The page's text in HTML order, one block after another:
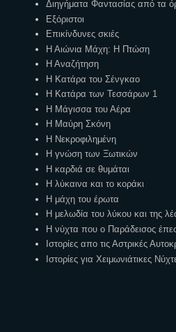
Διηγήματα Φαντασίας από τα
Εξόριστοι
Επικίνδυνες σκιές
Η Αιώνια Μάχη: Η Πτώση
Η Αναζήτηση
Η Κατάρα του Σένγκαο
Η Κατάρα των Τεσσάρων 1
Η Μάγισσα του Αέρα
Η Μαύρη Σκόνη
Η Νεκροφιλημένη
Η γνώση των Ξωτικών
Η καρδιά σε θυμάται
Η λύκαινα και το κοράκι
Η μάχη του έρωτα
Η μελωδία του λύκου και της
Η νύχτα που ο Παράδεισος
Ιστορίες απο τις Αστρικές
Ιστορίες για Χειμωνιάτικες